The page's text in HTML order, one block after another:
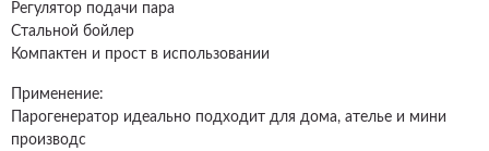
Регулятор подачи пара
Стальной бойлер
Компактен и прост в использовании
Применение:
Парогенератор идеально подходит для дома, ателье и мини
производс